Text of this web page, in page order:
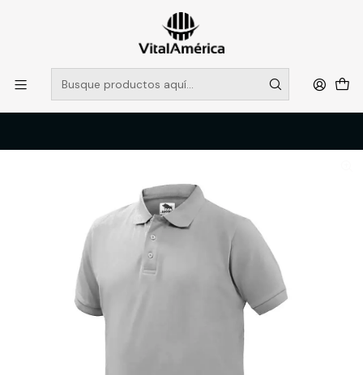
POR SISTEMA FRONTAL SOLO RETIROS EN TIENDA, DESDE
MUCHAS GRACIAS +569 5956 2237
Leer más
Catálogo
VESTIMENTA TECNICA Y CORPORATIVA
POLERAS Y CAMISAS
POLERA PIQUE HOMBRE MANGA CORTA, GRIS, XXXL, BLACK BULL